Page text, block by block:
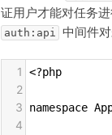
证用户才能对任务
auth:api 中间件
1 <?php
2
3
namespace
4